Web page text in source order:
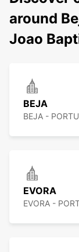
around
Joao
BEJA
BEJA -
EVORA
EVORA -